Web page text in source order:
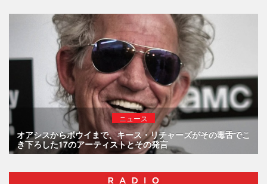
ニュース
オアシスからボウイまで、キース・リチャーズがその毒舌でこ
き下ろした17のアーティストとその発言